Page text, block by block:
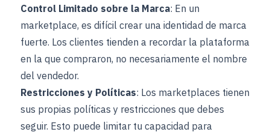
Control Limitado sobre la Marca: En un
marketplace, es difícil crear una identidad de marca
fuerte. Los clientes tienden a recordar la plataforma
en la que compraron, no necesariamente el nombre
del vendedor.
Restricciones y Políticas: Los marketplaces tienen
sus propias políticas y restricciones que debes
seguir. Esto puede limitar tu capacidad para